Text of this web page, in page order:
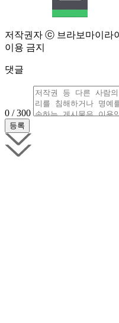
저작권자 ⓒ 브라보마이라
이용 금지
댓글
0 / 300